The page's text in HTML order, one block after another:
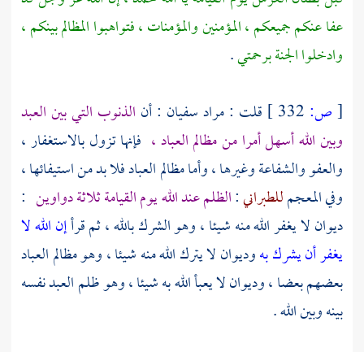
عفا عنكم جميعكم ، المؤمنين والمؤمنات ، فتواهبوا المظالم بينكم ،
وادخلوا الجنة برحمتي.
[ص: قلت : مرادسفيان : أن الذنوب التي بين العبد
وبين الله أسهل أمرا من مظالم العباد ، فإنها تزول بالاستغفار ،
والعفو والشفاعة وغيرها ، وأما مظالم العباد فلا بد من استيفائها ،
وفي المعجمللطبراني:الظلم عند الله يوم القيامة ثلاثة دواوين :
ديوان لا يغفر الله منه شيئا ، وهو الشرك بالله ، ثم قرأإن الله لا
يغفر أن يشرك بهوديوان لا يترك الله منه شيئا ، وهو مظالم العباد
بعضهم بعضا ، وديوان لا يعبأ الله به شيئا ، وهو ظلم العبد نفسه
بينه وبين الله .